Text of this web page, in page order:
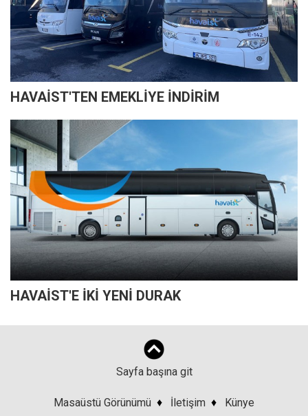
HAVAİST'TEN EMEKLİYE İNDİRİM
HAVAİST'E İKİ YENİ DURAK
Sayfa başına git
Masaüstü Görünümü ♦ İletişim ♦ Künye